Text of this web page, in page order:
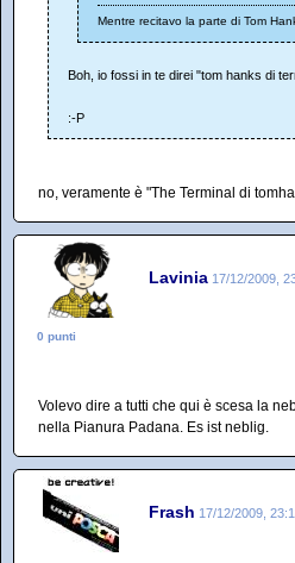
Mentre recitavo la parte di Tom
Boh, io fossi in te direi "tom hanks di
:-P
no, veramente è "The Terminal di
Lavinia 17/12/2009,
0 punti
Volevo dire a tutti che qui è scesa la
nella Pianura Padana. Es ist neblig.
Frash 17/12/2009,